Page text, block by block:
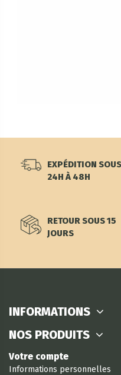
EXPÉDITION SOUS
24H À 48H
RETOUR SOUS 15
JOURS
INFORMATIONS
NOS PRODUITS
Votre compte
Informations personnelles